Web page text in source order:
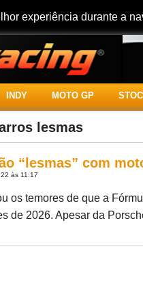
experiência durante a
INDY MOTO GP
lesmas
“lesmas” com
às 11:17
os temores de que a
de 2026. Apesar da